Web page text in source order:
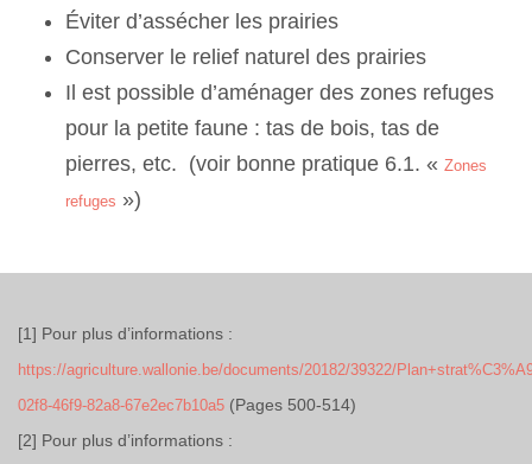
Éviter d’assécher les prairies
Conserver le relief naturel des prairies
Il est possible d’aménager des zones refuges
pour la petite faune : tas de bois, tas de
pierres, etc. (voir bonne pratique 6.1. « Zones
refuges »)
[1] Pour plus d’informations :
https://agriculture.wallonie.be/documents/20182/39322/
02f8-46f9-82a8-67e2ec7b10a5 (Pages 500-514)
[2] Pour plus d’informations :